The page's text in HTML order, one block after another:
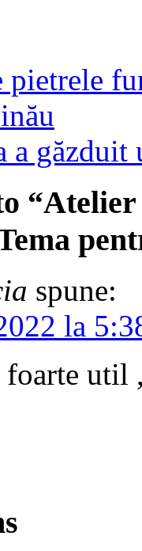
a
to
spune:
la
foarte